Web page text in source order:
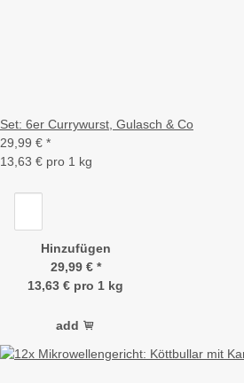
Set: 6er Currywurst, Gulasch & Co
29,99 € *
13,63 € pro 1 kg
Hinzufügen
29,99 € *
13,63 € pro 1 kg
add